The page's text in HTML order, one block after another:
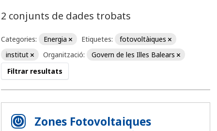
2 conjunts de dades trobats
Categories: Energia Etiquetes:
fotovoltàiques
institut
Organització:
Govern de les Illes Balears
Filtrar resultats
Zones Fotovoltaiques